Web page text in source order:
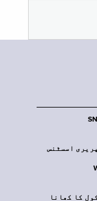
اسسٹنس
کا کھانا